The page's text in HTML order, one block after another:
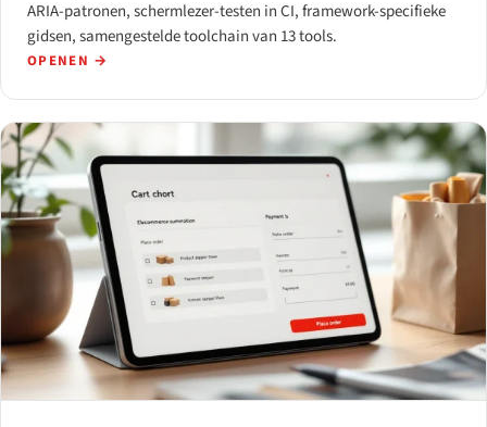
ARIA-patronen, schermlezer-testen in CI, framework-specifieke
gidsen, samengestelde toolchain van 13 tools.
OPENEN →